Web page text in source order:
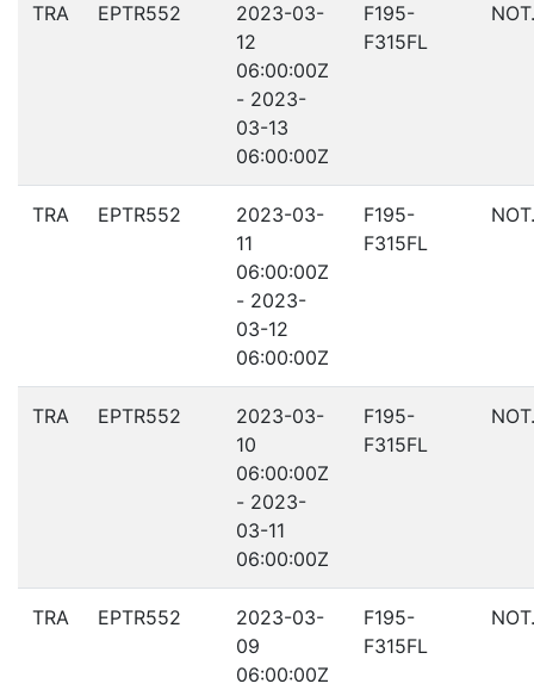
TRA EPTR552
2023-03-
12
06:00:00Z
- 2023-
03-13
06:00:00Z
F195-
F315FL
TRA EPTR552
2023-03-
11
06:00:00Z
- 2023-
03-12
06:00:00Z
F195-
F315FL
TRA EPTR552
2023-03-
10
06:00:00Z
- 2023-
03-11
06:00:00Z
F195-
F315FL
TRA EPTR552
2023-03-
09
06:00:00Z
F195-
F315FL